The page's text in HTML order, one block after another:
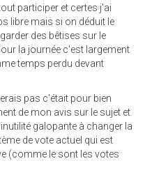
participer et certes j'ai
libre mais si on déduit le
des bêtises sur le
la journée c'est largement
temps perdu devant
pas c'était pour bien
de mon avis sur le sujet et
galopante à changer la
de vote actuel qui est
(comme le sont les votes